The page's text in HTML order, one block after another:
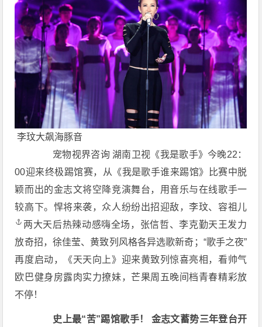
李玟大飙海豚音
宠物视界咨询 湖南卫视《我是歌手》今晚22：
00迎来终极踢馆赛，从《我是歌手谁来踢馆》比赛中脱
颖而出的金志文将空降竞演舞台，用音乐与在线歌手一
较高下。悍将来袭，众人纷纷出招迎敌，李玟、 容祖儿
两大天后热辣动感嗨全场，张信哲、李克勤天王发力
放奇招，徐佳莹、黄致列风格各异选歌新奇；“歌手之夜”
再度启动，《天天向上》迎来黄致列惊喜亮相，看帅气
欧巴健身房露肉实力撩妹，芒果周五晚间档青春精彩放
不停！
史上最“苦”踢馆歌手！ 金志文蓄势三年登台开